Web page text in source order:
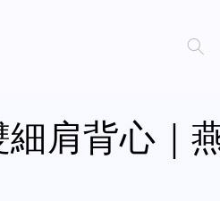
肩背心｜